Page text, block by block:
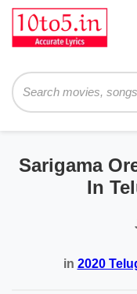
Sarigama
In
in 2020